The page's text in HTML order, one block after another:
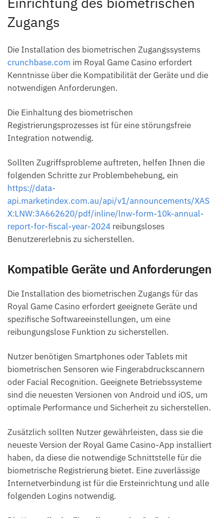
Zugangs
Die Installation des biometrischen Zugangssystems
crunchbase.com im Royal Game Casino erfordert
Kenntnisse über die Kompatibilität der Geräte und die
notwendigen Anforderungen.
Die Einhaltung des biometrischen
Registrierungsprozesses ist für eine störungsfreie
Integration notwendig.
Sollten Zugriffsprobleme auftreten, helfen Ihnen die
folgenden Schritte zur Problembehebung, ein
https://data-
api.marketindex.com.au/api/v1/announcements/XAS
X:LNW:3A662620/pdf/inline/lnw-form-10k-annual-
report-for-fiscal-year-2024 reibungsloses
Benutzererlebnis zu sicherstellen.
Kompatible Geräte und Anforderungen
Die Installation des biometrischen Zugangs für das
Royal Game Casino erfordert geeignete Geräte und
spezifische Softwareeinstellungen, um eine
reibungungslose Funktion zu sicherstellen.
Nutzer benötigen Smartphones oder Tablets mit
biometrischen Sensoren wie Fingerabdruckscannern
oder Facial Recognition. Geeignete Betriebssysteme
sind die neuesten Versionen von Android und iOS, um
optimale Performance und Sicherheit zu sicherstellen.
Zusätzlich sollten Nutzer gewährleisten, dass sie die
neueste Version der Royal Game Casino-App installiert
haben, da diese die notwendige Schnittstelle für die
biometrische Registrierung bietet. Eine zuverlässige
Internetverbindung ist für die Ersteinrichtung und alle
folgenden Logins notwendig.